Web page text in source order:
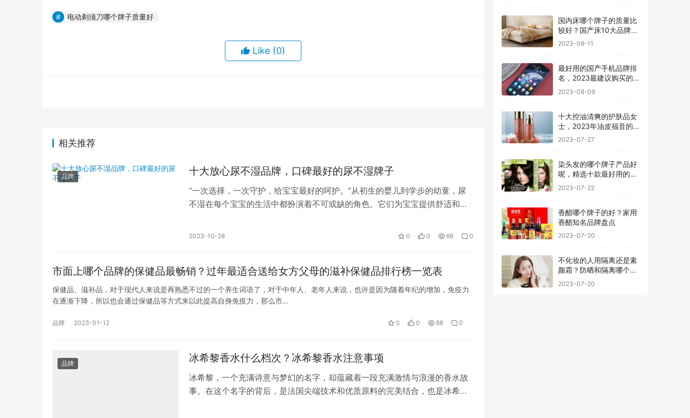
电动剃须刀哪个牌子质量好
Like (0)
相关推荐
品牌 十大放心尿不湿品牌，口碑最好的尿不湿牌子
“一次选择，一次守护，给宝宝最好的呵护。”从初生的婴儿到学步的幼童，尿
不湿在每个宝宝的生活中都扮演着不可或缺的角色。它们为宝宝提供舒适和保
2023-10-28 0 0 66 0
市面上哪个品牌的保健品最畅销？过年最适合送给女方父母的滋补保健品排行榜一览表
保健品、滋补品，对于现代人来说是再熟悉不过的一个养生词语了，对于中年人、老年人来说，也许是因为随着年纪的增加，免疫力
在逐渐下降，所以也会通过保健品等方式来以此提高自身免疫力，那么市…
品牌 2023-01-12 0 0 68 0
品牌 冰希黎香水什么档次？冰希黎香水注意事项
冰希黎，一个充满诗意与梦幻的名字，却蕴藏着一段充满激情与浪漫的香水故
事。在这个名字的背后，是法国尖端技术和优质原料的完美结合，也是冰希黎
国内床哪个牌子的质量比
较好？国产床10大品牌最
新排名
2023-08-11
最好用的国产手机品牌排
名，2023最建议购买的5
款手机
2023-08-09
十大控油清爽的护肤品女
士，2023年油皮福音的护
肤品有哪些
2023-07-27
染头发的哪个牌子产品好
呢，精选十款最好用的染
发剂品牌
2023-07-22
香醋哪个牌子的好？家用
香醋知名品牌盘点
2023-07-20
不化妆的人用隔离还是素
颜霜？防晒和隔离哪个先
用最好
2023-07-20